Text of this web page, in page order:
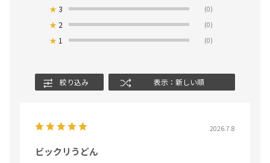
★3 (0)
★ 2 (0)
★ 1 (0)
絞り込み 表示：新しい順
2026.7.8
ビックリうどん